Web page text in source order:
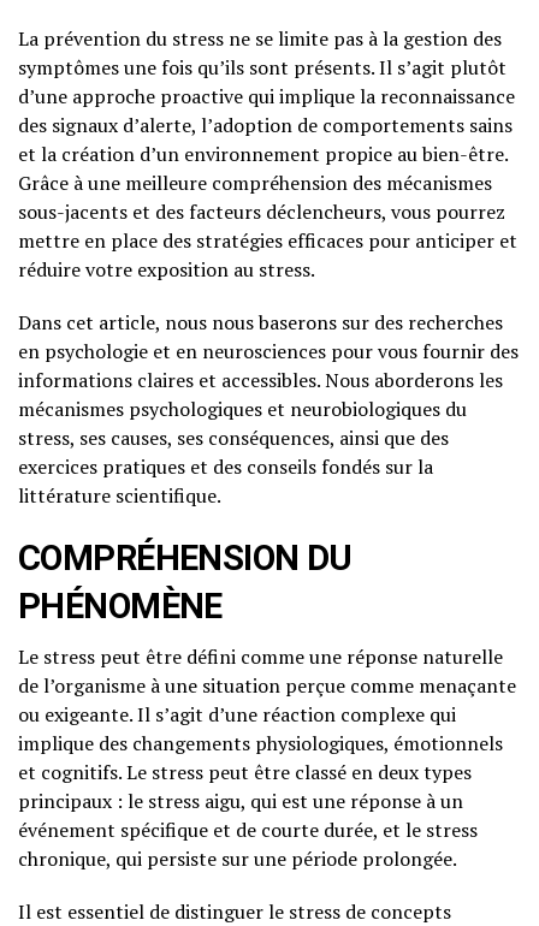
La prévention du stress ne se limite pas à la gestion des
symptômes une fois qu’ils sont présents. Il s’agit plutôt
d’une approche proactive qui implique la reconnaissance
des signaux d’alerte, l’adoption de comportements sains
et la création d’un environnement propice au bien-être.
Grâce à une meilleure compréhension des mécanismes
sous-jacents et des facteurs déclencheurs, vous pourrez
mettre en place des stratégies efficaces pour anticiper et
réduire votre exposition au stress.
Dans cet article, nous nous baserons sur des recherches
en psychologie et en neurosciences pour vous fournir des
informations claires et accessibles. Nous aborderons les
mécanismes psychologiques et neurobiologiques du
stress, ses causes, ses conséquences, ainsi que des
exercices pratiques et des conseils fondés sur la
littérature scientifique.
COMPRÉHENSION DU
PHÉNOMÈNE
Le stress peut être défini comme une réponse naturelle
de l’organisme à une situation perçue comme menaçante
ou exigeante. Il s’agit d’une réaction complexe qui
implique des changements physiologiques, émotionnels
et cognitifs. Le stress peut être classé en deux types
principaux : le stress aigu, qui est une réponse à un
événement spécifique et de courte durée, et le stress
chronique, qui persiste sur une période prolongée.
Il est essentiel de distinguer le stress de concepts